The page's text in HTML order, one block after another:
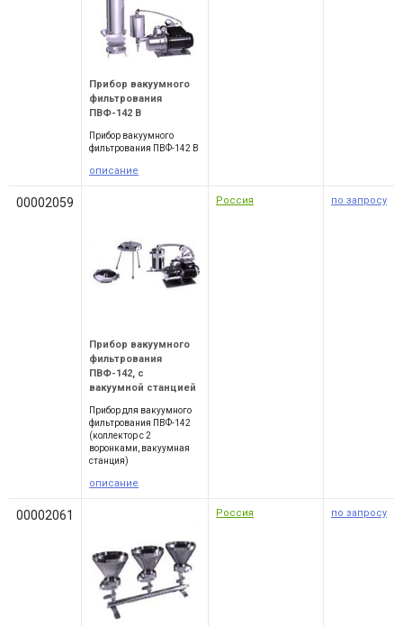
Прибор вакуумного
фильтрования
ПВФ-142 В
Прибор вакуумного
фильтрования ПВФ-142 В
описание
00002059
Прибор вакуумного
фильтрования
ПВФ-142, с
вакуумной станцией
Прибор для вакуумного
фильтрования ПВФ-142
(коллектор с 2
воронками, вакуумная
станция)
описание
Россия по запросу
00002061 Россия по запросу